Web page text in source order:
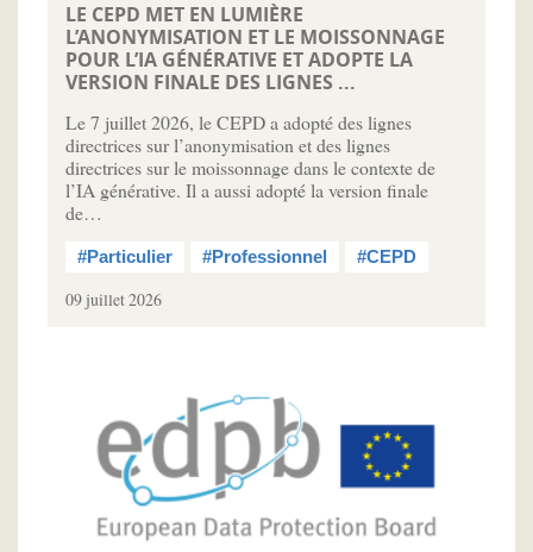
LE CEPD MET EN LUMIÈRE
L’ANONYMISATION ET LE MOISSONNAGE
POUR L’IA GÉNÉRATIVE ET ADOPTE LA
VERSION FINALE DES LIGNES ...
Le 7 juillet 2026, le CEPD a adopté des lignes
directrices sur l’anonymisation et des lignes
directrices sur le moissonnage dans le contexte de
l’IA générative. Il a aussi adopté la version finale
de…
#Particulier #Professionnel #CEPD
09 juillet 2026